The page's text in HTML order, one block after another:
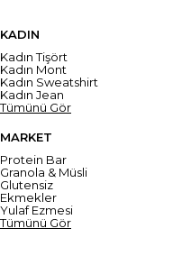
KADIN
Kadın Tişört
Kadın Mont
Kadın Sweatshirt
Kadın Jean
Tümünü Gör
MARKET
Protein Bar
Granola & Müsli
Glutensiz
Ekmekler
Yulaf Ezmesi
Tümünü Gör